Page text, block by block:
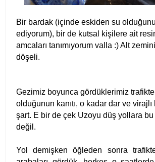
Bir bardak (içinde eskiden su
ediyorum), bir de kutsal kişilere ait
amcaları tanımıyorum valla :) Alt
döşeli.
Gezimiz boyunca gördüklerimiz trafikte
olduğunun kanıtı, o kadar dar ve
şart. E bir de çek Uzoyu düş yollara bu
değil.
Yol demişken öğleden sonra